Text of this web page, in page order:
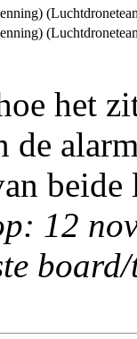
het
de
beide
12
board/